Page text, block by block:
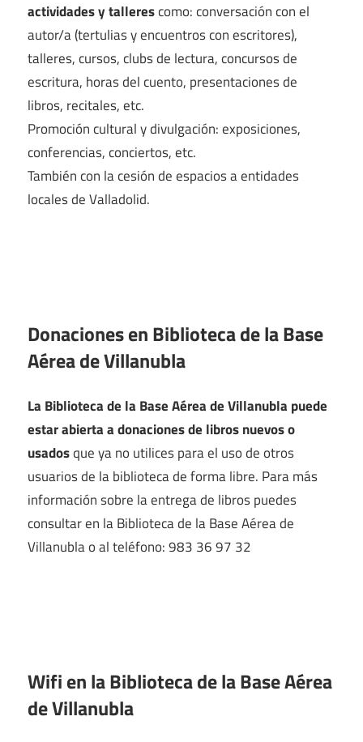
actividades y tallerescomo: conversación con el
autor/a (tertulias y encuentros con escritores),
talleres, cursos, clubs de lectura, concursos de
escritura, horas del cuento, presentaciones de
libros, recitales, etc.
Promoción cultural y divulgación: exposiciones,
conferencias, conciertos, etc.
También con la cesión de espacios a entidades
locales de Valladolid.
Donaciones en Biblioteca de la Base
Aérea de Villanubla
La Biblioteca de la Base Aérea de Villanubla puede
estar abierta a donaciones de libros nuevos o
usadosque ya no utilices para el uso de otros
usuarios de la biblioteca de forma libre. Para más
información sobre la entrega de libros puedes
consultar en la Biblioteca de la Base Aérea de
Villanubla o al teléfono: 983 36 97 32
Wifi en laBiblioteca de la Base Aérea
de Villanubla